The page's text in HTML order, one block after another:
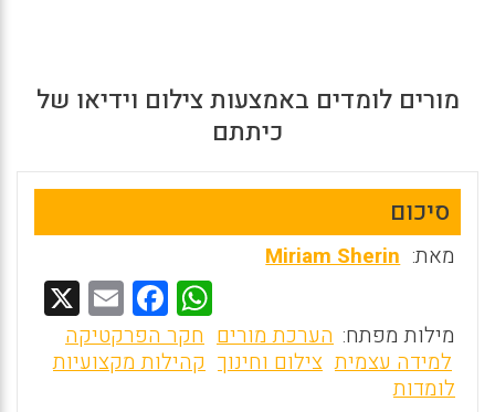
מורים לומדים באמצעות צילום וידיאו של
כיתתם
סיכום
מאת: Miriam Sherin
W
h
at
F
a
ce
E
m
ai
מילות מפתח: הערכת מורים חקר הפרקטיקה
למידה עצמית צילום וחינוך קהילות מקצועיות
לומדות